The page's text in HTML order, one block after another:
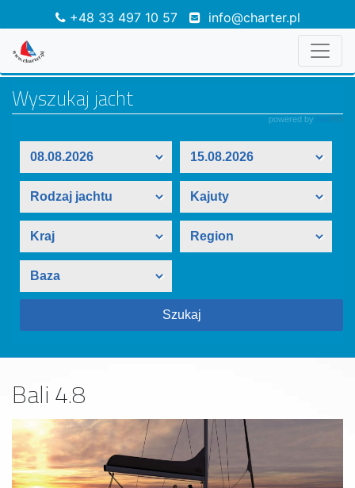
+48 33 497 10 57 info@charter.pl
Bali 4.8